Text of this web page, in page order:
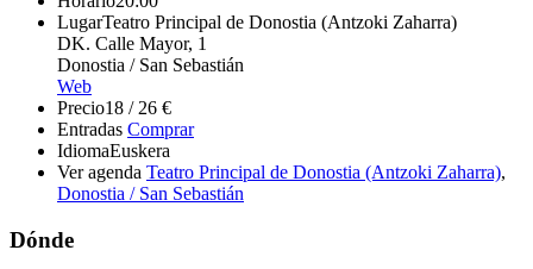
LugarTeatro Principal de Donostia (Antzoki Zaharra)
DK. Calle Mayor, 1
Donostia / San Sebastián
Web
Precio18 / 26 €
Entradas Comprar
IdiomaEuskera
Ver agenda Teatro Principal de Donostia (Antzoki Zaharra),
Donostia / San Sebastián
Dónde